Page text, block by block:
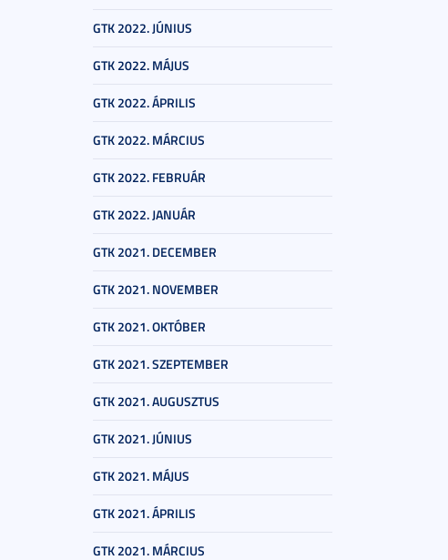
GTK 2022. JÚNIUS
GTK 2022. MÁJUS
GTK 2022. ÁPRILIS
GTK 2022. MÁRCIUS
GTK 2022. FEBRUÁR
GTK 2022. JANUÁR
GTK 2021. DECEMBER
GTK 2021. NOVEMBER
GTK 2021. OKTÓBER
GTK 2021. SZEPTEMBER
GTK 2021. AUGUSZTUS
GTK 2021. JÚNIUS
GTK 2021. MÁJUS
GTK 2021. ÁPRILIS
GTK 2021. MÁRCIUS